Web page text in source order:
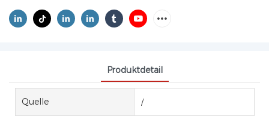
Produktdetail
Quelle /